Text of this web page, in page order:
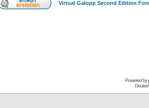
Virtual Galopp Second Edition
Powered by